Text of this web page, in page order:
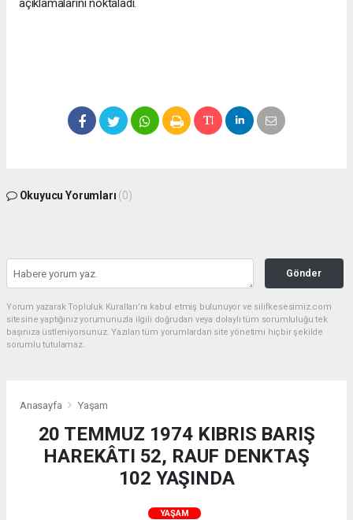
açıklamalarını noktaladı.
Okuyucu Yorumları (0)
Gönder
Yorum yazarak Topluluk Kuralları’nı kabul etmiş bulunuyor ve silifkesesimiz.com
sitesine yaptığınız yorumunuzla ilgili doğrudan veya dolaylı tüm sorumluluğu tek
başınıza üstleniyorsunuz. Yazılan tüm yorumlardan site yönetimi hiçbir şekilde
sorumlu tutulamaz.
Anasayfa Yaşam
20 TEMMUZ 1974 KIBRIS BARIŞ
HAREKÂTI 52, RAUF DENKTAŞ
102 YAŞINDA
YAŞAM